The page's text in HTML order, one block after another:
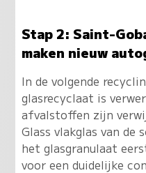
Stap 2: Saint-
maken nieuw
In de volgende
glasrecyclaat is
afvalstoffen zijn
Glass vlakglas van de
het glasgranulaat
voor een duidelijke